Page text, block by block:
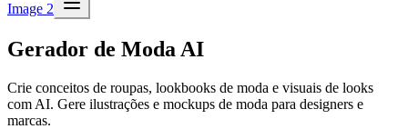
Image 2
Gerador de Moda AI
Crie conceitos de roupas, lookbooks de moda e visuais de looks
com AI. Gere ilustrações e mockups de moda para designers e
marcas.